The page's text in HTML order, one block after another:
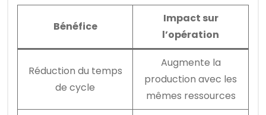
Bénéfice
Impact sur
l’opération
Réduction du temps
de cycle
Augmente la
production avec les
mêmes ressources